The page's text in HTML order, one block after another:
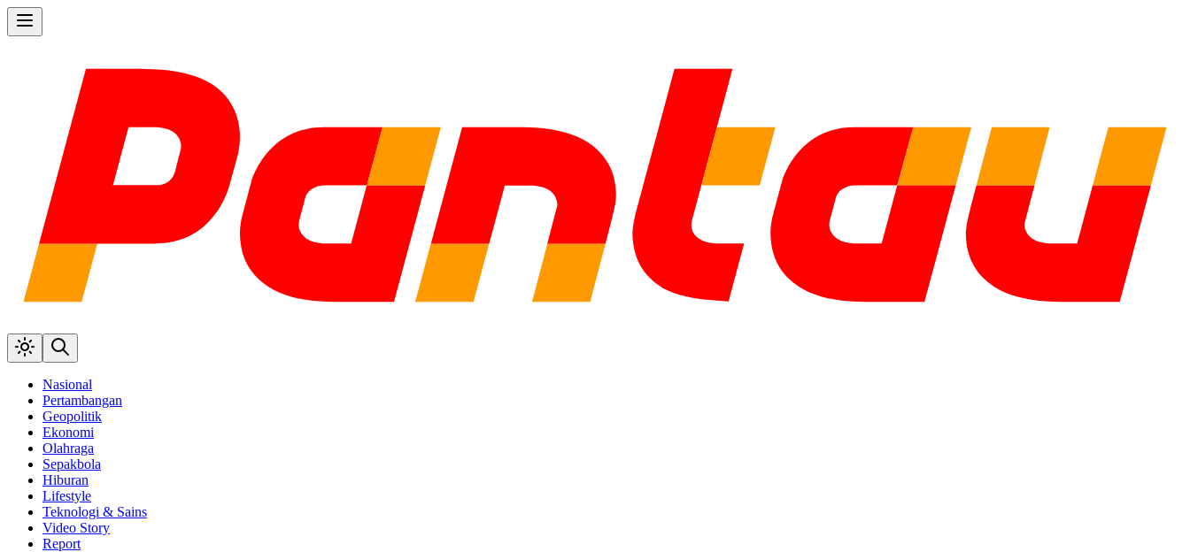
Nasional
Pertambangan
Geopolitik
Ekonomi
Olahraga
Sepakbola
Hiburan
Lifestyle
Teknologi & Sains
Video Story
Report